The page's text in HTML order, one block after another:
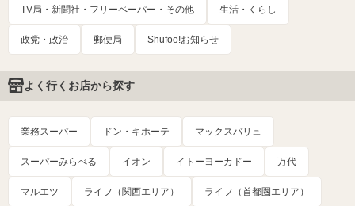
TV局・新聞社・フリーペーパー・その他 生活・くらし
政党・政治 郵便局 Shufoo!お知らせ
よく行くお店から探す
業務スーパー ドン・キホーテ マックスバリュ
スーパーみらべる イオン イトーヨーカドー 万代
マルエツ ライフ（関西エリア） ライフ（首都圏エリア）